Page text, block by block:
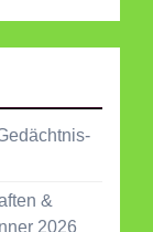
&
2026